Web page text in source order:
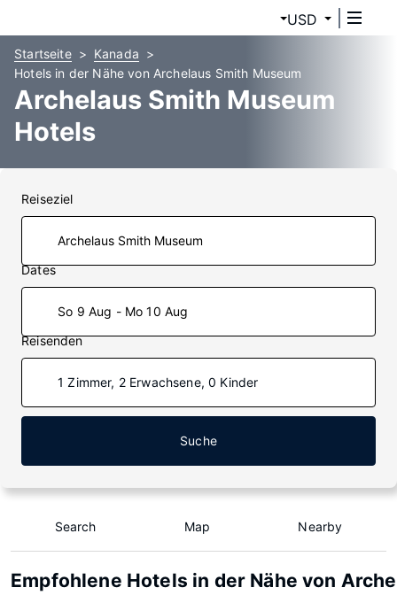
USD
Startseite
Kanada
Hotels in der Nähe von Archelaus Smith Museum
Archelaus Smith Museum
Hotels
Reiseziel
Dates
So 9 Aug - Mo 10 Aug
Reisenden
1 Zimmer, 2 Erwachsene, 0 Kinder
Suche
Search Map Nearby
Empfohlene Hotels in der Nähe von